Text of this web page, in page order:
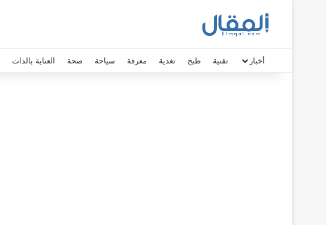
أخبار تقنية طبخ تغذية معرفة سياحة صحة العناية بالذات